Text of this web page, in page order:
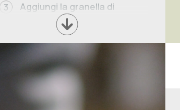
3
Aggiungi la granella di
pistacchio.
Versa 12g di CREAM
PISTACHIO.
Versa l’espresso.